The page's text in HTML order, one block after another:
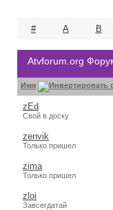
# A B
Atvforum.org
Имя
zEd
Свой в доску
zenvik
Только пришел
zima
Только пришел
zloi
Завсегдатай